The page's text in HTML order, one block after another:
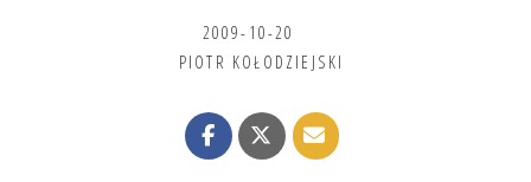
2009-10-20
PIOTR KOŁODZIEJSKI